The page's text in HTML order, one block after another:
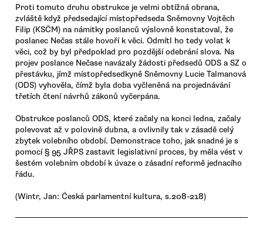
Proti tomuto druhu obstrukce je velmi obtížná obrana,
zvláště když předsedající místopředseda Sněmovny Vojtěch
Filip (KSČM) na námitky poslanců výslovně konstatoval, že
poslanec Nečas stále hovoří k věci. Odmítl ho tedy volat k
věci, což by byl předpoklad pro pozdější odebrání slova. Na
projev poslance Nečase navázaly žádosti předsedů ODS a SZ o
přestávku, jímž místopředsedkyně Sněmovny Lucie Talmanová
(ODS) vyhověla, čímž byla doba vyčleněná na projednávání
třetích čtení návrhů zákonů vyčerpána.
Obstrukce poslanců ODS, které začaly na konci ledna, začaly
polevovat až v polovině dubna, a ovlivnily tak v zásadě celý
zbytek volebního období. Demonstrace toho, jak snadné je s
pomocí § 95 JŘPS zastavit legislativní proces, by měla vést v
šestém volebním období k úvaze o zásadní reformě jednacího
řádu.
(Wintr, Jan: Česká parlamentní kultura, s.208-218)